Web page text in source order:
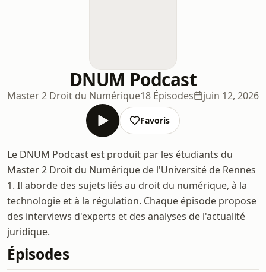
DNUM Podcast
Master 2 Droit du Numérique18 Épisodes juin 12, 2026
Favoris
Le DNUM Podcast est produit par les étudiants du
Master 2 Droit du Numérique de l'Université de Rennes
1. Il aborde des sujets liés au droit du numérique, à la
technologie et à la régulation. Chaque épisode propose
des interviews d'experts et des analyses de l'actualité
juridique.
Épisodes